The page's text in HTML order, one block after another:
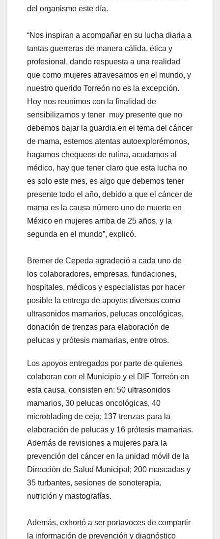
del organismo este día.
“Nos inspiran a acompañar en su lucha diaria a
tantas guerreras de manera cálida, ética y
profesional, dando respuesta a una realidad
que como mujeres atravesamos en el mundo, y
nuestro querido Torreón no es la excepción.
Hoy nos reunimos con la finalidad de
sensibilizarnos y tener muy presente que no
debemos bajar la guardia en el tema del cáncer
de mama, estemos atentas autoexplorémonos,
hagamos chequeos de rutina, acudamos al
médico, hay que tener claro que esta lucha no
es solo este mes, es algo que debemos tener
presente todo el año, debido a que el cáncer de
mama es la causa número uno de muerte en
México en mujeres arriba de 25 años, y la
segunda en el mundo”, explicó.
Bremer de Cepeda agradeció a cada uno de
los colaboradores, empresas, fundaciones,
hospitales, médicos y especialistas por hacer
posible la entrega de apoyos diversos como
ultrasonidos mamarios, pelucas oncológicas,
donación de trenzas para elaboración de
pelucas y prótesis mamarias, entre otros.
Los apoyos entregados por parte de quienes
colaboran con el Municipio y el DIF Torreón en
esta causa, consisten en: 50 ultrasonidos
mamarios, 30 pelucas oncológicas, 40
microblading de ceja; 137 trenzas para la
elaboración de pelucas y 16 prótesis mamarias.
Además de revisiones a mujeres para la
prevención del cáncer en la unidad móvil de la
Dirección de Salud Municipal; 200 mascadas y
35 turbantes, sesiones de sonoterapia,
nutrición y mastografías.
Además, exhortó a ser portavoces de compartir
la información de prevención y diagnóstico